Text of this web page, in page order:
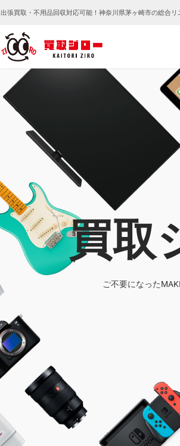
出張買取・不用品回収対応可能！神奈川県茅ヶ崎市の総合
買取
ご不要になった